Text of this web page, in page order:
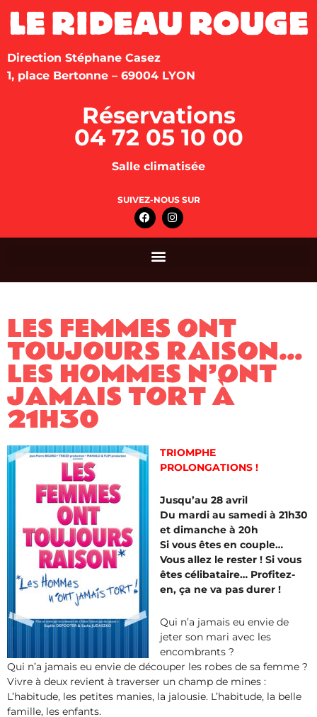
Direction Stéphane Casez
1, place Bertonne – 69004 LYON
Réservations
04 72 05 10 00
Salle climatisée
SUIVEZ-NOUS SUR
LES FEMMES ONT
TOUJOURS RAISON…
LES HOMMES N’ONT
JAMAIS TORT À
21H30
TRIOMPHE
PROLONGATIONS !
Jusqu’au 28 avril
Du mardi au samedi à 21h30
et dimanche à 20h
Si vous êtes en couple…
Vous allez le rester ! Si vous
êtes célibataire… Profitez-
en, ça ne va pas durer !
Qui n’a jamais eu envie de
jeter son mari avec les
encombrants ?
Qui n’a jamais eu envie de découper les robes de sa femme ?
Vivre à deux revient à traverser un champ de mines :
L’habitude, les petites manies, la jalousie. L’habitude, la belle
famille, les enfants.